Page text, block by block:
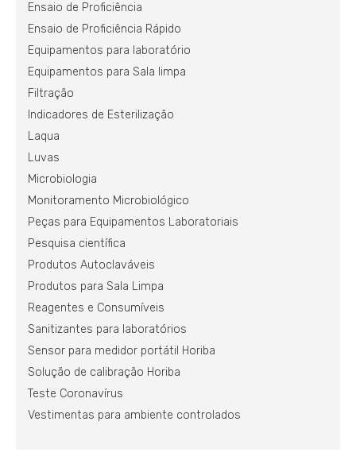
Ensaio de Proficiência
Ensaio de Proficiência Rápido
Equipamentos para laboratório
Equipamentos para Sala limpa
Filtração
Indicadores de Esterilização
Laqua
Luvas
Microbiologia
Monitoramento Microbiológico
Peças para Equipamentos Laboratoriais
Pesquisa científica
Produtos Autoclaváveis
Produtos para Sala Limpa
Reagentes e Consumíveis
Sanitizantes para laboratórios
Sensor para medidor portátil Horiba
Solução de calibração Horiba
Teste Coronavírus
Vestimentas para ambiente controlados